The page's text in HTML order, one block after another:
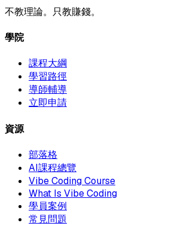
不教理論。只教賺錢。
學院
課程大綱
學習路徑
導師輔導
立即申請
資源
部落格
AI課程總覽
Vibe Coding Course
What Is Vibe Coding
學員案例
常見問題